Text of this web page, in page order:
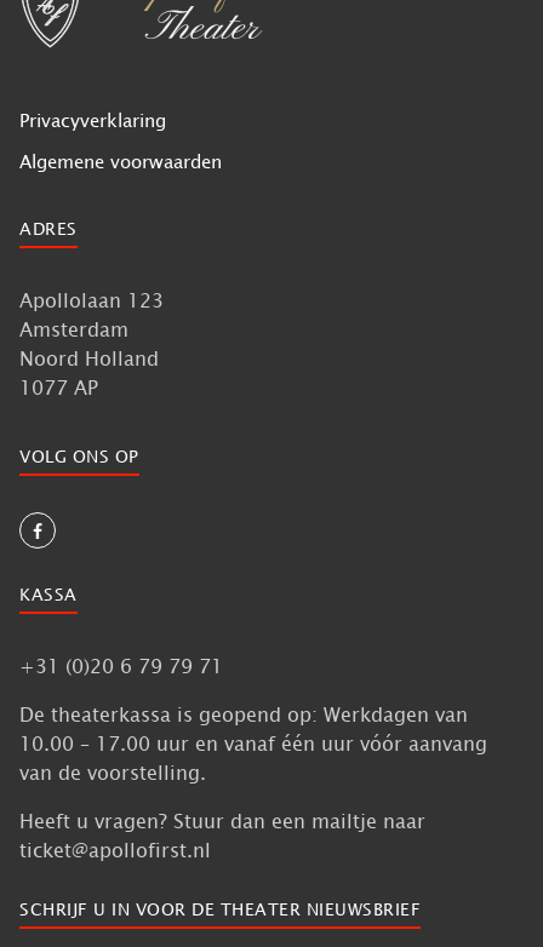
Privacyverklaring
Algemene voorwaarden
ADRES
Apollolaan 123
Amsterdam
Noord Holland
1077 AP
VOLG ONS OP
KASSA
+31 (0)20 6 79 79 71
De theaterkassa is geopend op: Werkdagen van
10.00 – 17.00 uur en vanaf één uur vóór aanvang
van de voorstelling.
Heeft u vragen? Stuur dan een mailtje naar
ticket@apollofirst.nl
SCHRIJF U IN VOOR DE THEATER NIEUWSBRIEF